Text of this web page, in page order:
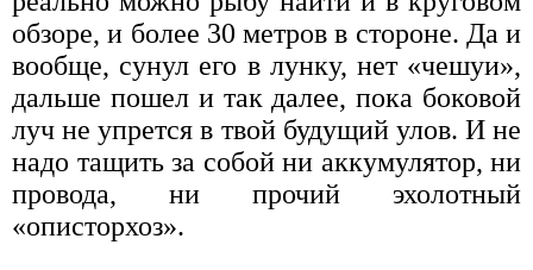
обзоре, и более 30 метров в стороне. Да и
вообще, сунул его в лунку, нет «чешуи»,
дальше пошел и так далее, пока боковой
луч не упрется в твой будущий улов. И не
надо тащить за собой ни аккумулятор, ни
провода, ни прочий эхолотный
«описторхоз».